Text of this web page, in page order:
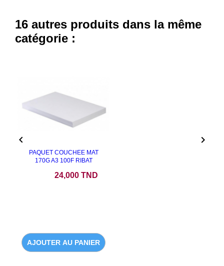
16 autres produits dans la même
catégorie :
PAQUET COUCHEE MAT
170G A3 100F RIBAT
24,000 TND
AJOUTER AU PANIER
 